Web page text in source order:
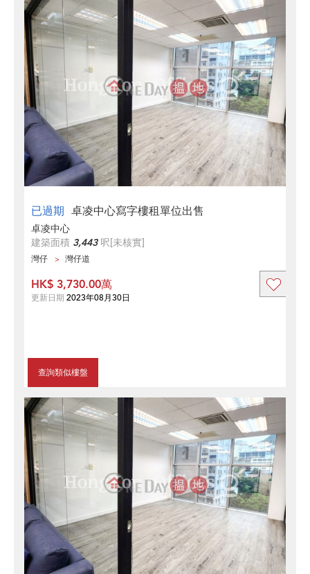
已過期 卓凌中心寫字樓租單位出售
卓凌中心
建築面積 3,443呎[未核實]
灣仔 灣仔道
查詢類似樓盤
HK$ 3,730.00萬
更新日期 2023年08月30日